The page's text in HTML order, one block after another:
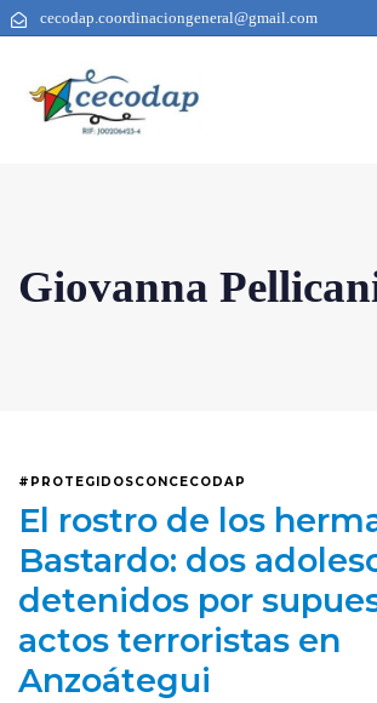
cecodap.coordinaciongeneral@gmail.com
Giovanna
#PROTEGIDOSCONCECODAP
El rostro de los
Bastardo: dos
detenidos por
actos terroristas en
Anzoátegui